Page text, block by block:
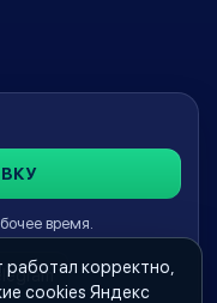
время.
корректно,
cookies Яндекс